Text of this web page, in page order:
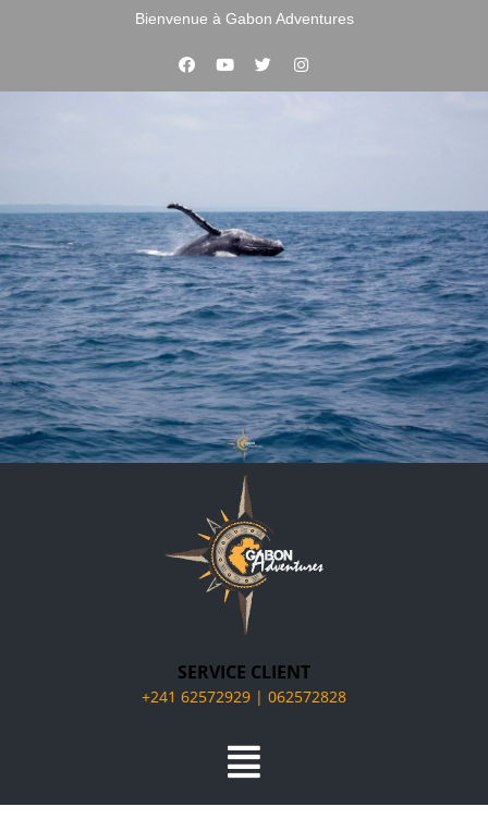
Bienvenue à Gabon Adventures
SERVICE CLIENT
+241 62572929 | 062572828